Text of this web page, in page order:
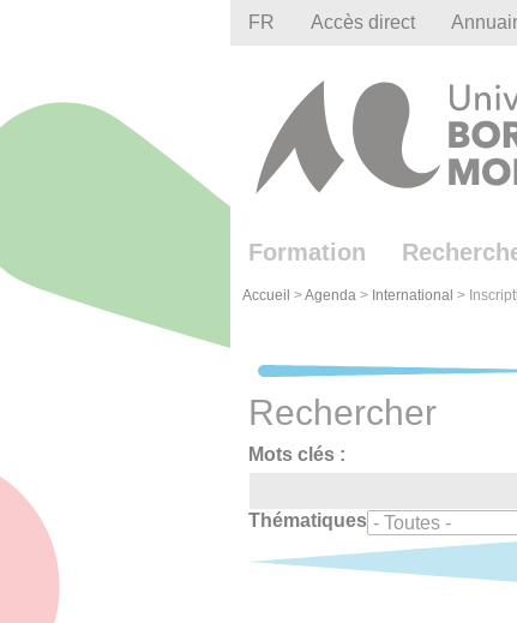
FR Accès direct
Formation
Accueil >Agenda > International >
Rechercher
Mots clés :
Thématiques